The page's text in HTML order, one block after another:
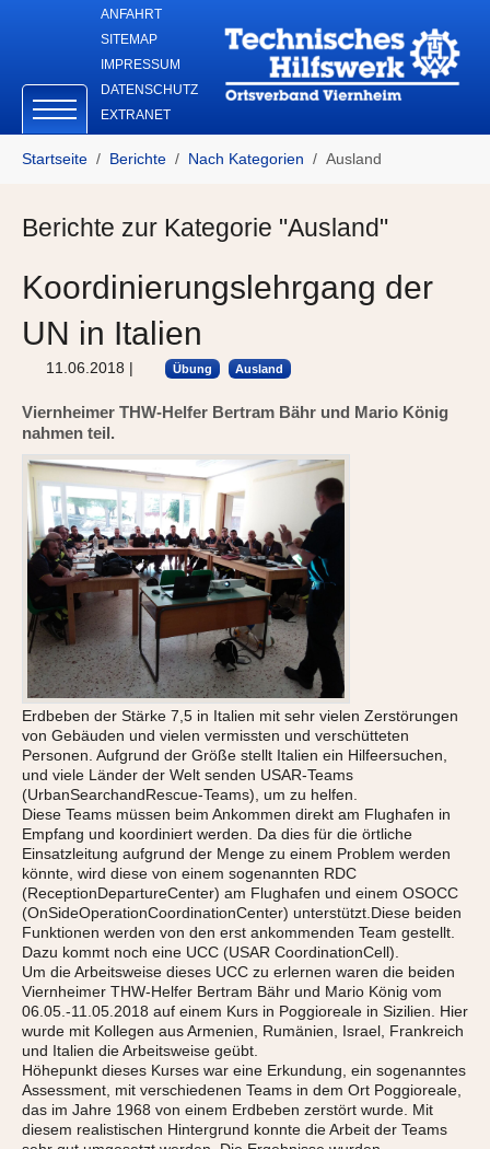
Skip to main navigation
Zum Hauptinhalt springen
Skip to page footerANFAHRT
SITEMAP
IMPRESSUM
DATENSCHUTZ
EXTRANET
Startseite
Berichte Nach Kategorien Ausland
Berichte zur Kategorie "Ausland"
Koordinierungslehrgang der
UN in Italien
11.06.2018 | Übung Ausland
Viernheimer THW-Helfer Bertram Bähr und Mario König
nahmen teil.
Erdbeben der Stärke 7,5 in Italien mit sehr vielen Zerstörungen
von Gebäuden und vielen vermissten und verschütteten
Personen. Aufgrund der Größe stellt Italien ein Hilfeersuchen,
und viele Länder der Welt senden USAR-Teams
(UrbanSearchandRescue-Teams), um zu helfen.
Diese Teams müssen beim Ankommen direkt am Flughafen in
Empfang und koordiniert werden. Da dies für die örtliche
Einsatzleitung aufgrund der Menge zu einem Problem werden
könnte, wird diese von einem sogenannten RDC
(ReceptionDepartureCenter) am Flughafen und einem OSOCC
(OnSideOperationCoordinationCenter) unterstützt.Diese beiden
Funktionen werden von den erst ankommenden Team gestellt.
Dazu kommt noch eine UCC (USAR CoordinationCell).
Um die Arbeitsweise dieses UCC zu erlernen waren die beiden
Viernheimer THW-Helfer Bertram Bähr und Mario König vom
06.05.-11.05.2018 auf einem Kurs in Poggioreale in Sizilien. Hier
wurde mit Kollegen aus Armenien, Rumänien, Israel, Frankreich
und Italien die Arbeitsweise geübt.
Höhepunkt dieses Kurses war eine Erkundung, ein sogenanntes
Assessment, mit verschiedenen Teams in dem Ort Poggioreale,
das im Jahre 1968 von einem Erdbeben zerstört wurde. Mit
diesem realistischen Hintergrund konnte die Arbeit der Teams